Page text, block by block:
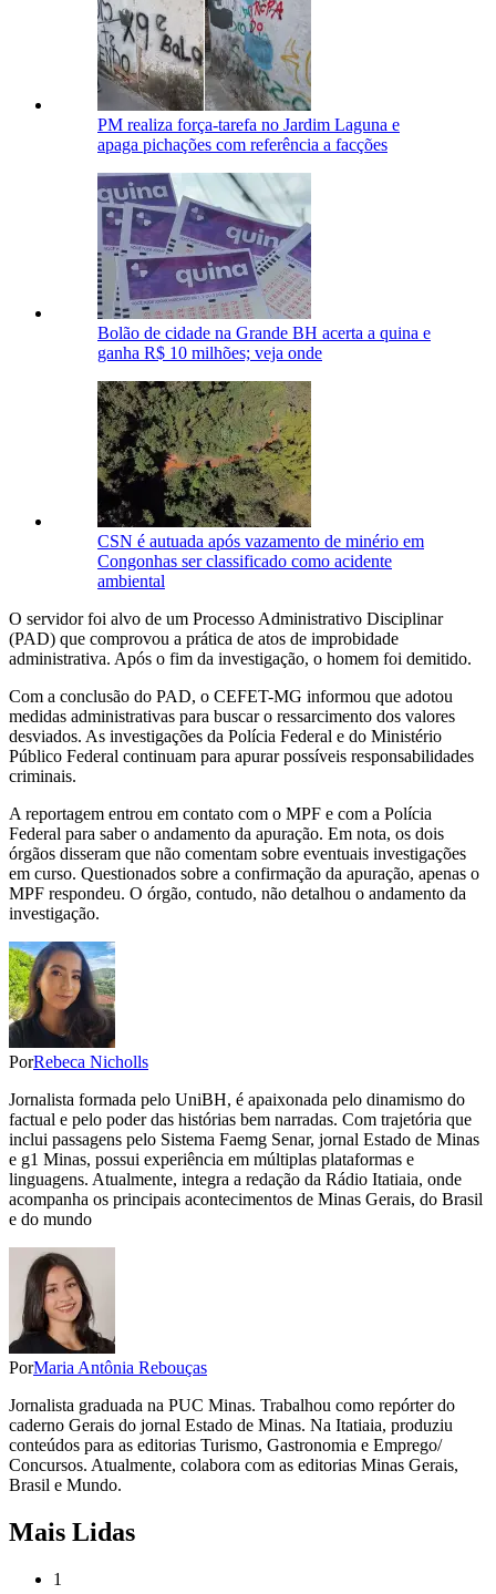
PM realiza força-tarefa no Jardim Laguna e
apaga pichações com referência a facções
Bolão de cidade na Grande BH acerta a quina e
ganha R$ 10 milhões; veja onde
CSN é autuada após vazamento de minério em
Congonhas ser classificado como acidente
ambiental
O servidor foi alvo de um Processo Administrativo Disciplinar
(PAD) que comprovou a prática de atos de improbidade
administrativa. Após o fim da investigação, o homem foi demitido.
Com a conclusão do PAD, o CEFET-MG informou que adotou
medidas administrativas para buscar o ressarcimento dos valores
desviados. As investigações da Polícia Federal e do Ministério
Público Federal continuam para apurar possíveis responsabilidades
criminais.
A reportagem entrou em contato com o MPF e com a Polícia
Federal para saber o andamento da apuração. Em nota, os dois
órgãos disseram que não comentam sobre eventuais investigações
em curso. Questionados sobre a confirmação da apuração, apenas o
MPF respondeu. O órgão, contudo, não detalhou o andamento da
investigação.
PorRebeca Nicholls
Jornalista formada pelo UniBH, é apaixonada pelo dinamismo do
factual e pelo poder das histórias bem narradas. Com trajetória que
inclui passagens pelo Sistema Faemg Senar, jornal Estado de Minas
e g1 Minas, possui experiência em múltiplas plataformas e
linguagens. Atualmente, integra a redação da Rádio Itatiaia, onde
acompanha os principais acontecimentos de Minas Gerais, do Brasil
e do mundo
PorMaria Antônia Rebouças
Jornalista graduada na PUC Minas. Trabalhou como repórter do
caderno Gerais do jornal Estado de Minas. Na Itatiaia, produziu
conteúdos para as editorias Turismo, Gastronomia e Emprego/
Concursos. Atualmente, colabora com as editorias Minas Gerais,
Brasil e Mundo.
Mais Lidas
1